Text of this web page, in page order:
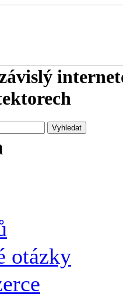
otázky